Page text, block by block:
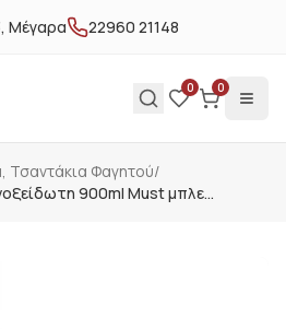
Μέγαρα 22960 21148
0 0
Τσαντάκια Φαγητού/
900ml Must μπλε